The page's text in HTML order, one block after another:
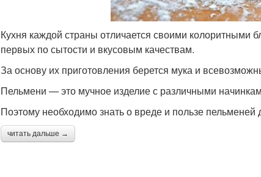
Кухня каждой страны отличается своими колоритными
первых по сытости и вкусовым качествам.
За основу их приготовления берется мука и
Пельмени — это мучное изделие с различными
Поэтому необходимо знать о вреде и пользе пельменей
читать дальше →